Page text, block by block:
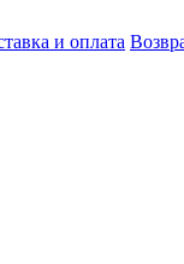
и оплата